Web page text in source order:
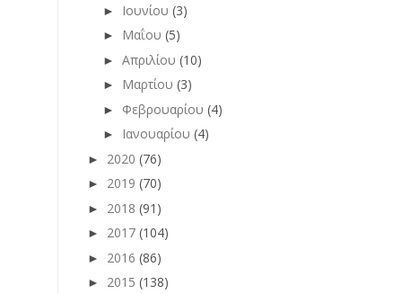
► Ιουνίου (3)
► Μαΐου (5)
► Απριλίου (10)
► Μαρτίου (3)
► Φεβρουαρίου (4)
► Ιανουαρίου (4)
► 2020 (76)
► 2019 (70)
► 2018 (91)
► 2017 (104)
► 2016 (86)
► 2015 (138)